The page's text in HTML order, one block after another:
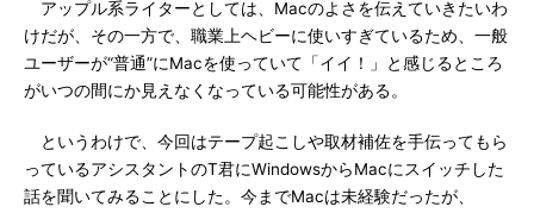
アップル系ライターとしては、Macのよさを伝えていきたいわ
けだが、その一方で、職業上ヘビーに使いすぎているため、一般
ユーザーが“普通”にMacを使っていて「イイ！」と感じるところ
がいつの間にか見えなくなっている可能性がある。
というわけで、今回はテープ起こしや取材補佐を手伝ってもら
っているアシスタントのT君にWindowsからMacにスイッチした
話を聞いてみることにした。今までMacは未経験だったが、